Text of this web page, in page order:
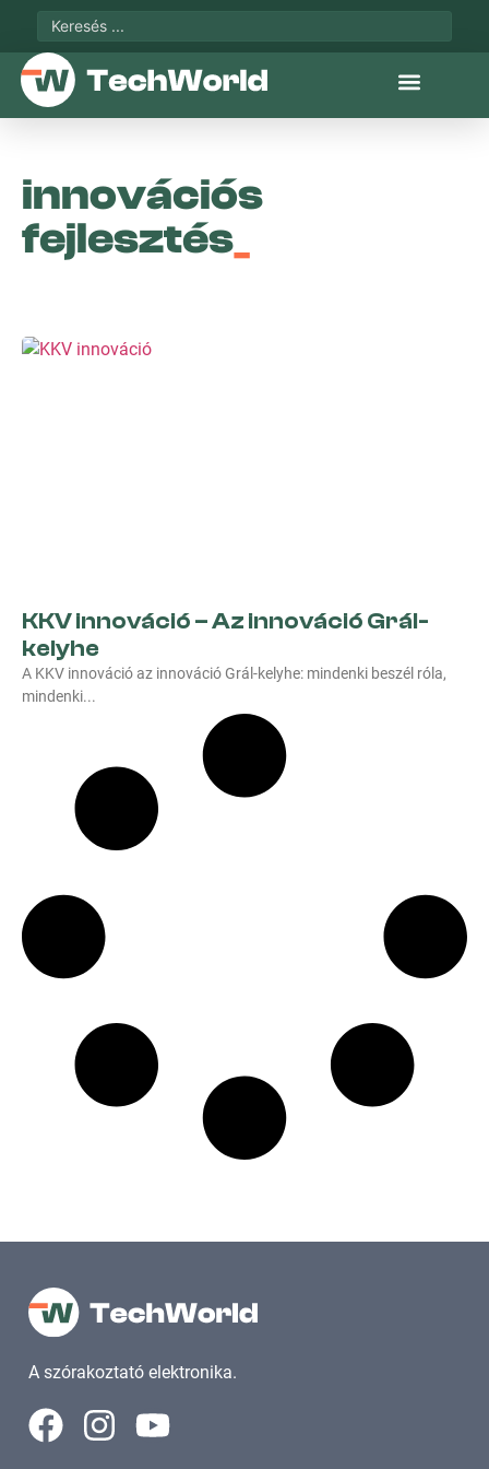
innovációs
fejlesztés
KKV innováció – Az innováció Grál-
kelyhe
A KKV innováció az innováció Grál-kelyhe: mindenki beszél róla,
mindenki
A szórakoztató elektronika.